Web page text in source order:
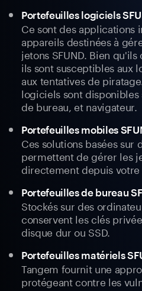
Portefeuilles logiciels
Ce sont des applications
appareils destinées à
jetons SFUND. Bien
ils sont susceptibles aux
aux tentatives de
logiciels sont
de bureau, et navigateur.
Portefeuilles mobiles
Ces solutions basées sur
permettent de gérer les
directement depuis
Portefeuilles de bureau
Stockés sur des
conservent les clés
disque dur ou SSD.
Portefeuilles matériels
Tangem fournit une
protégeant contre les